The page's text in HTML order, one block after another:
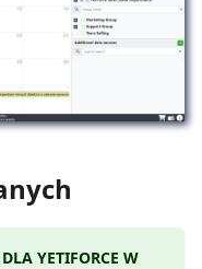
YETIFORCE W